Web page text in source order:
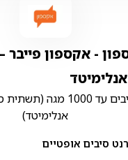
חבילת סיבים עד 1000
אנלימיטד)
סיבים אופטיים